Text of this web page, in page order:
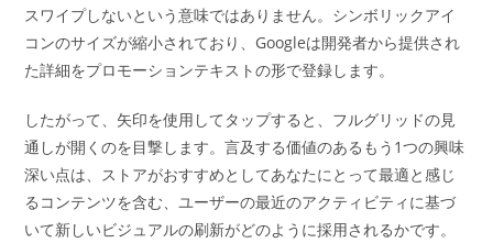
スワイプしないという意味ではありません。シンボリックアイ
コンのサイズが縮小されており、Googleは開発者から提供され
た詳細をプロモーションテキストの形で登録します。
したがって、矢印を使用してタップすると、フルグリッドの見
通しが開くのを目撃します。言及する価値のあるもう1つの興味
深い点は、ストアがおすすめとしてあなたにとって最適と感じ
るコンテンツを含む、ユーザーの最近のアクティビティに基づ
いて新しいビジュアルの刷新がどのように採用されるかです。